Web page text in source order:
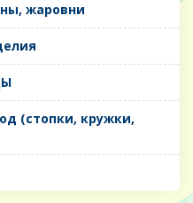
жаровни
(стопки, кружки,